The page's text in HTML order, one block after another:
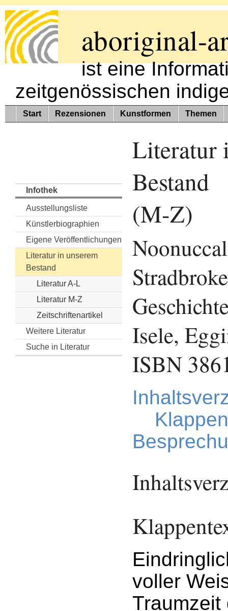
aboriginal-
ist eine
zeitgenössischen
Start Rezensionen Kunstformen Themen
Infothek
Ausstellungsliste
Künstlerbiographien
Eigene Veröffentlichungen
Literatur in unserem
Bestand
Literatur A-L
Literatur M-Z
Zeitschriftenartikel
Weitere Literatur
Suche in Literatur
Literatur
Bestand
(M-Z)
Isele,
ISBN
voller
Traumzeit